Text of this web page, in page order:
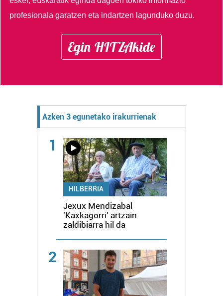
Bazkide batzuek ez dizute baimenik eskatzen, eta beren
interes komertzial legitimoetan babesten dira. Ikusi gure
bazkideen zerrenda, beren ustez zein helburutarako
Lortu zure datu pertsonalak prozesatzeko moduari
buruzko informazio gehiago eta ezarri zure lehentasunak
datuen atalean. Edozein unetan alda edo ken dezakezu
zure baimena Cookieen adierazpenean.
Webgune honek cookie propioak eta hirugarrenen cookie-
fitxategiak erabiltzen ditu. Zure esperientzia eta
zerbitzuak hobetzeko asmoz, cookie teknologiaz
erabiltzeko baimen esplizitua ematen diguzu.
profesionala garatzen eta indartzen lagunduko duzu.
Egin HITZAkide
Azken 3 egunetako irakurrienak
1
HILBERRIA
Jexux Mendizabal
'Kaxkagorri' artzain
zaldibiarra hil da
2